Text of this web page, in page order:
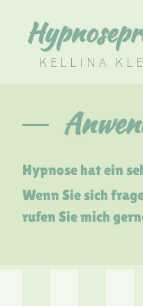
KELLINA
Hypnose hat ein
Wenn Sie sich
rufen Sie mich